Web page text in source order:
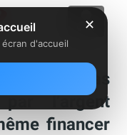
sont pas
l’argent
financer
✕
d'accueil